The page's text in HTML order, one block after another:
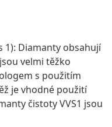
1): Diamanty obsahují
velmi těžko
s použitím
je vhodné použití
čistoty VVS1 jsou